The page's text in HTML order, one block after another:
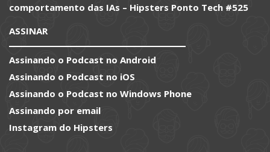
comportamento das IAs – Hipsters Ponto Tech #525
ASSINAR
Assinando o Podcast no Android
Assinando o Podcast no iOS
Assinando o Podcast no Windows Phone
Assinando por email
Instagram do Hipsters